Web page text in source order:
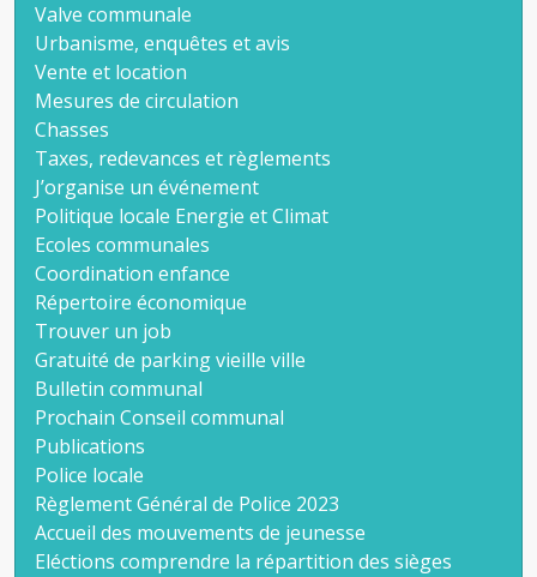
Valve communale
Urbanisme, enquêtes et avis
Vente et location
Mesures de circulation
Chasses
Taxes, redevances et règlements
J’organise un événement
Politique locale Energie et Climat
Ecoles communales
Coordination enfance
Répertoire économique
Trouver un job
Gratuité de parking vieille ville
Bulletin communal
Prochain Conseil communal
Publications
Police locale
Règlement Général de Police 2023
Accueil des mouvements de jeunesse
Eléctions comprendre la répartition des sièges